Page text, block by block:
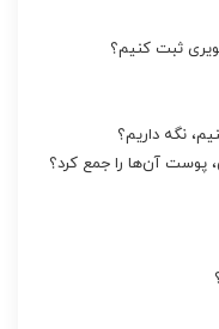
ثبت کنیم؟
نگه داریم؟
پوست آن‌ها‌ را جمع کرد؟